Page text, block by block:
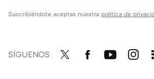
Suscribiéndote aceptas nuestra política de
SÍGUENOS